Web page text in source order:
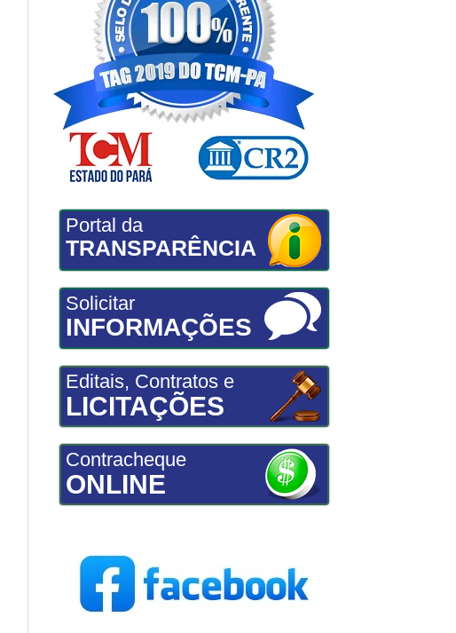
Portal da
TRANSPARÊNCIA
Solicitar
INFORMAÇÕES
Editais, Contratos e
LICITAÇÕES
Contracheque
ONLINE